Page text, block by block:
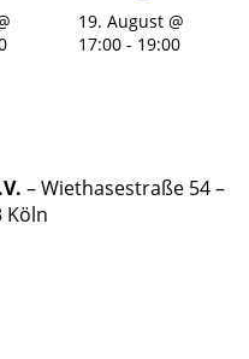
19. August @
17:00 - 19:00
– Wiethasestraße 54 –
Köln